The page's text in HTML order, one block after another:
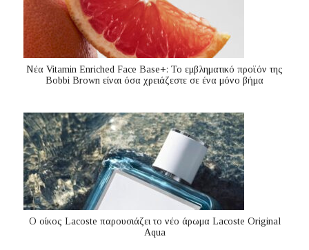
Nέα Vitamin Enriched Face Base+: Το εμβληματικό προϊόν της
Bobbi Brown είναι όσα χρειάζεστε σε ένα μόνο βήμα
Ο οίκος Lacoste παρουσιάζει το νέο άρωμα Lacoste Original
Aqua